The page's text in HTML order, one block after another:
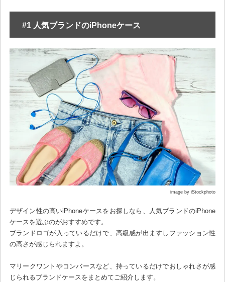
#1 人気ブランドのiPhoneケース
image by iStockphoto
デザイン性の高いiPhoneケースをお探しなら、人気ブランドのiPhone
ケースを選ぶのがおすすめです。
ブランドロゴが入っているだけで、高級感が出ますしファッション性
の高さが感じられますよ。
マリークワントやコンバースなど、持っているだけでおしゃれさが感
じられるブランドケースをまとめてご紹介します。